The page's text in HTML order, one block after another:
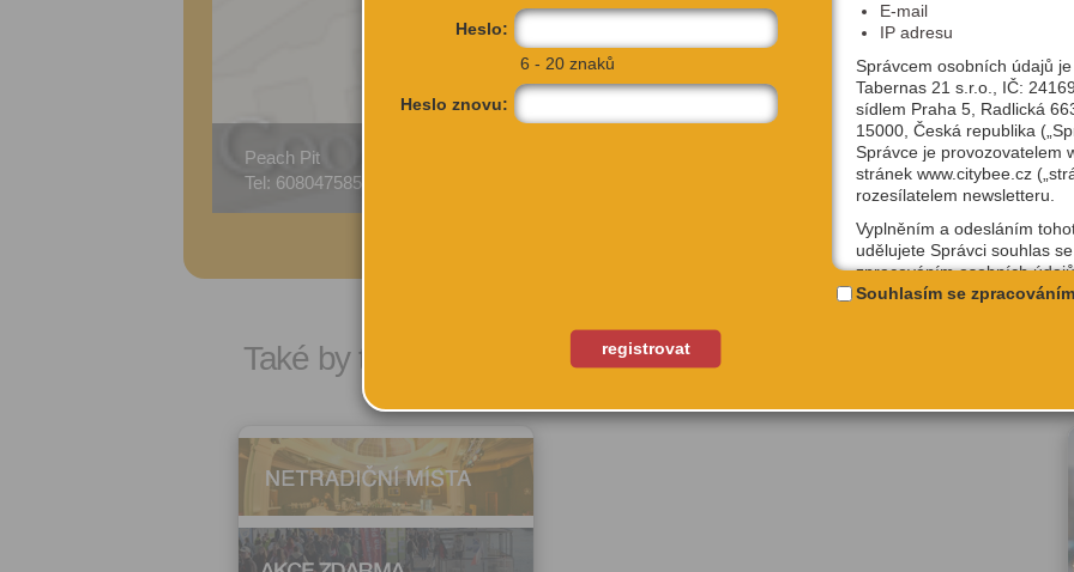
Peach Pit
Tel: 608047585
NAVIGOVAT
Také by tě mohlo zajímat:
Heslo:
6 - 20 znaků
Heslo znovu:
registrovat
E-mail
IP adresu
Správcem osobních údajů
Tabernas 21 s.r.o., IČ:
sídlem Praha 5, Radlická
15000, Česká republika
Správce je provozovatelem
stránek www.citybee.cz
rozesílatelem newsletteru.
Vyplněním a odesláním
udělujete Správci souhlas se
zpracováním osobních
uživatelské jméno, email, IP
na webu www.citybee.cz.
Zaškrtnutím políčka „Chci se
jako uživatel“ nebo „Chci
své firmě“ udělujete souhlas
Souhlasím se